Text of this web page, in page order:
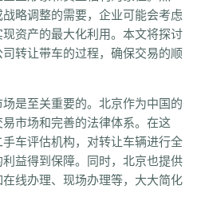
略调整的需要，企业可能会考虑
资产的最大化利用。本文将探讨
转让带车的过程，确保交易的顺
是至关重要的。北京作为中国的
市场和完善的法律体系。在这
车评估机构，对转让车辆进行全
益得到保障。同时，北京也提供
线办理、现场办理等，大大简化